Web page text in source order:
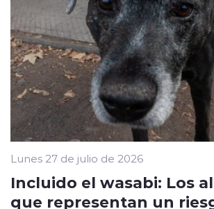
Lunes 27 de julio de 2026
Incluido el wasabi: Los
que representan un